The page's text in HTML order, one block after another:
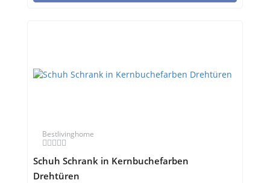
Bestlivinghome
Schuh Schrank in Kernbuchefarben
Drehtüren